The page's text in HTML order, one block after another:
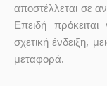
αποστέλλεται σε
Επειδή
σχετική ένδειξη,
μεταφορά.